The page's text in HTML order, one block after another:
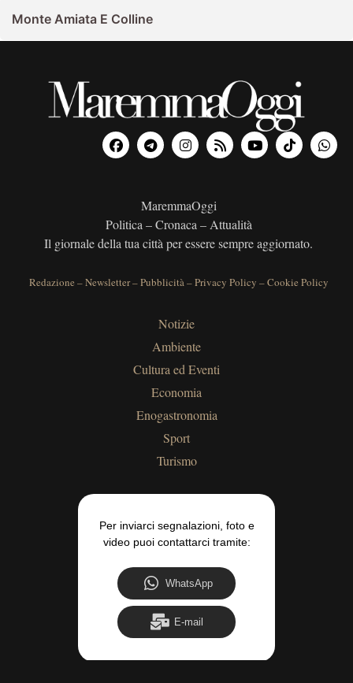
Monte Amiata E Colline
MaremmaOggi
Politica – Cronaca – Attualità
Il giornale della tua città per essere sempre aggiornato.
Redazione –Newsletter–Pubblicità–Privacy Policy –Cookie Policy
Notizie
Ambiente
Cultura ed Eventi
Economia
Enogastronomia
Sport
Turismo
Per inviarci segnalazioni, foto e
video puoi contattarci tramite:
WhatsApp
E-mail